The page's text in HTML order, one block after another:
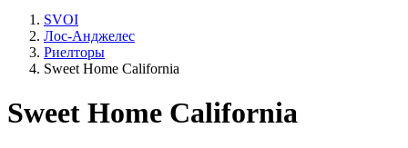
SVOI
Лос-Анджелес
Риелторы
Sweet Home California
Sweet Home California